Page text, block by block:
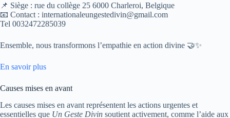
📌 Siège : rue du collège 25 6000 Charleroi, Belgique
📧 Contact : internationaleungestedivin@gmail.com
Tel 0032472285039
Ensemble, nous transformons l’empathie en action divine 🤝✨
En savoir plus
Causes mises en avant
Les causes mises en avant représentent les actions urgentes et
essentielles que Un Geste Divin soutient activement, comme l’aide aux